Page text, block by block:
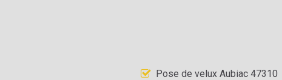
Pose de velux Aubiac 47310